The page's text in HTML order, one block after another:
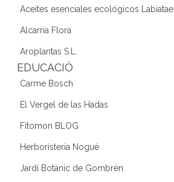
Aceites esenciales ecológicos Labiatae
Alcarria Flora
Aroplantas S.L.
EDUCACIÓ
Carme Bosch
El Vergel de las Hadas
Fitomon BLOG
Herboristeria Nogué
Jardí Botànic de Gombrèn